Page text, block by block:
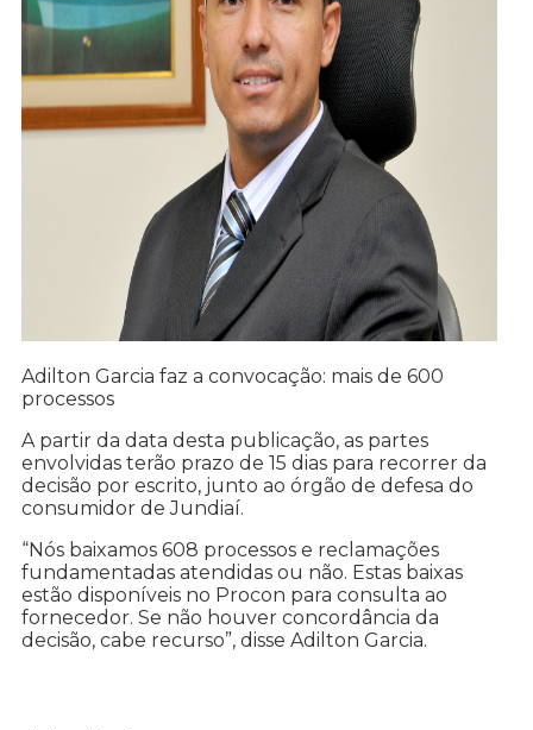
Adilton Garcia faz a convocação: mais de 600
processos
A partir da data desta publicação, as partes
envolvidas terão prazo de 15 dias para recorrer da
decisão por escrito, junto ao órgão de defesa do
consumidor de Jundiaí.
“Nós baixamos 608 processos e reclamações
fundamentadas atendidas ou não. Estas baixas
estão disponíveis no Procon para consulta ao
fornecedor. Se não houver concordância da
decisão, cabe recurso”, disse Adilton Garcia.